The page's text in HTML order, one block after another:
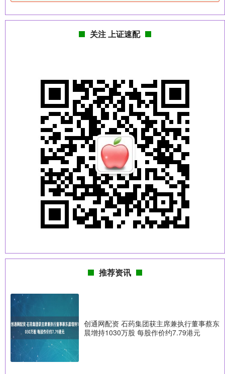
关注 上证速配
推荐资讯
创通网配资 石药集团获主席兼执行董事蔡东
晨增持1030万股 每股作价约7.79港元